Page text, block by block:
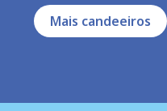
Mais candeeiros